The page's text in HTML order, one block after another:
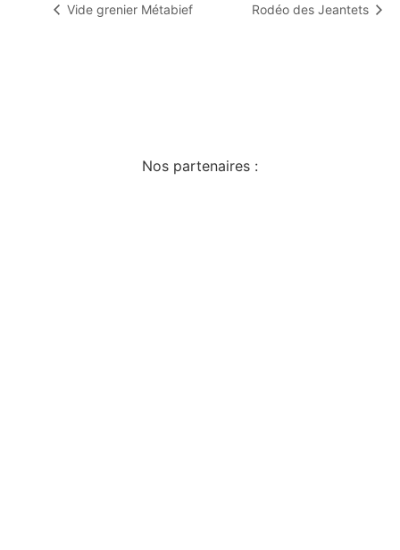
Vide grenier Métabief Rodéo des Jeantets
Nos partenaires :